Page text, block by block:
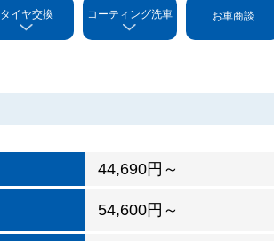
タイヤ交換 コーティング洗車 お車商談
44,690円～
54,600円～